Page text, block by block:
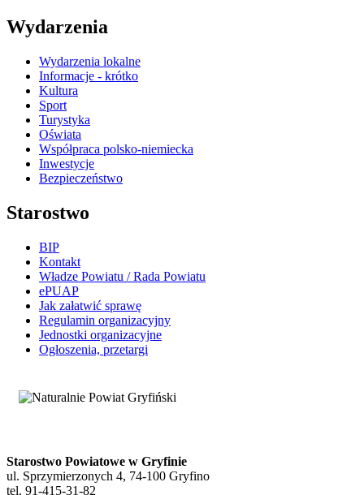
Wydarzenia
Wydarzenia lokalne
Informacje - krótko
Kultura
Sport
Turystyka
Oświata
Współpraca polsko-niemiecka
Inwestycje
Bezpieczeństwo
Starostwo
BIP
Kontakt
Władze Powiatu / Rada Powiatu
ePUAP
Jak załatwić sprawę
Regulamin organizacyjny
Jednostki organizacyjne
Ogłoszenia, przetargi
Starostwo Powiatowe w Gryfinie
ul. Sprzymierzonych 4, 74-100 Gryfino
tel. 91-415-31-82